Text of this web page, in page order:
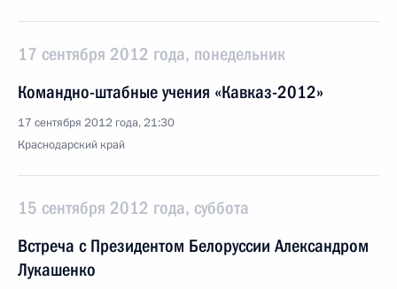
17 сентября 2012 года, понедельник
Командно-штабные учения «Кавказ-2012»
17 сентября 2012 года, 21:30
Краснодарский край
15 сентября 2012 года, суббота
Встреча с Президентом Белоруссии Александром
Лукашенко